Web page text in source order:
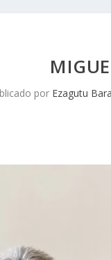
por Ezagutu